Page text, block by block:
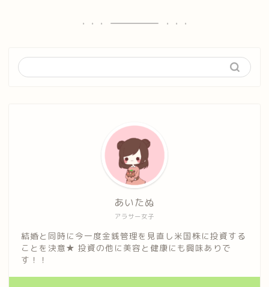
アラサー女子
あいたぬ
結婚と同時に今一度金銭管理を見直し米国株に投資する
ことを決意★ 投資の他に美容と健康にも興味ありで
す！！